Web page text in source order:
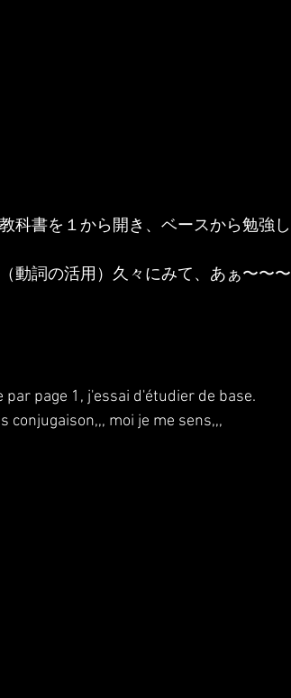
科書を１から開き、ベースから勉強し
動詞の活用）久々にみて、あぁ〜〜〜
page 1, j'essai d'étudier de base.
conjugaison,,, moi je me sens,,,